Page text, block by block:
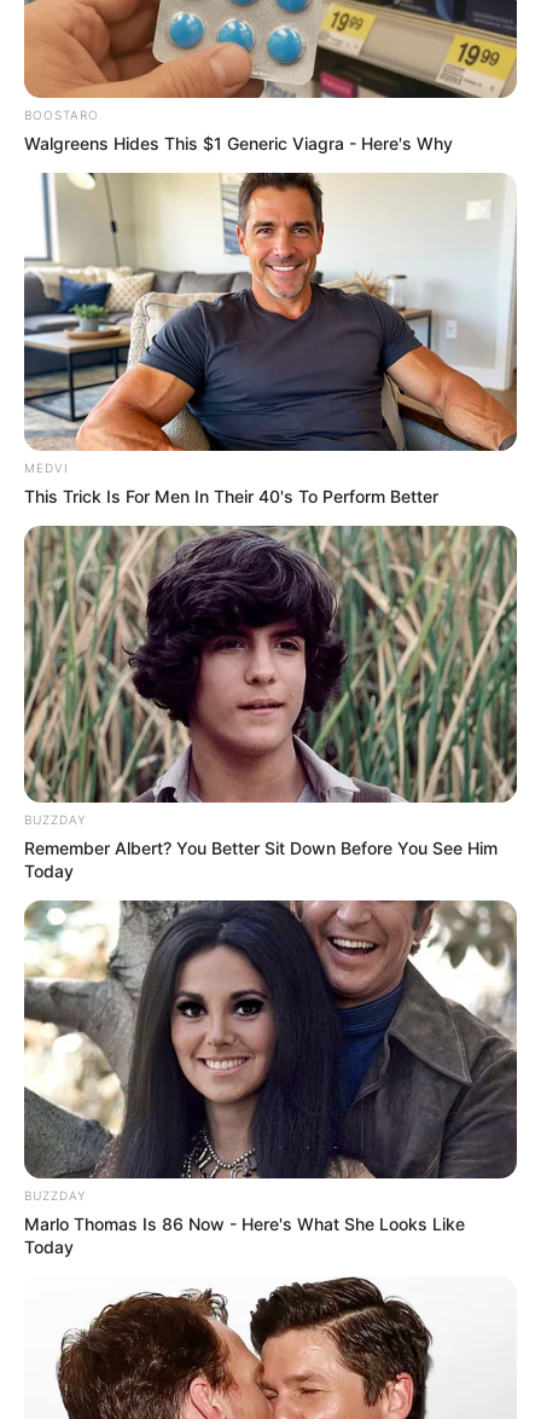
BOOSTARO
Walgreens Hides This $1 Generic Viagra - Here's Why
MEDVI
This Trick Is For Men In Their 40's To Perform Better
BUZZDAY
Remember Albert? You Better Sit Down Before You See Him
Today
BUZZDAY
Marlo Thomas Is 86 Now - Here's What She Looks Like
Today